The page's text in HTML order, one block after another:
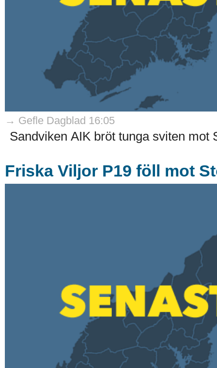
→ Gefle Dagblad 16:05
Sandviken AIK bröt tunga sviten mot
Friska Viljor P19 föll mot